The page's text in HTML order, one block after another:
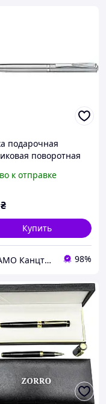
подарочная
поворотная
матовый
к отправке
₴
Купить
LIMAMO Канцтовари - вдохновенный простор для работи и обучения 98%